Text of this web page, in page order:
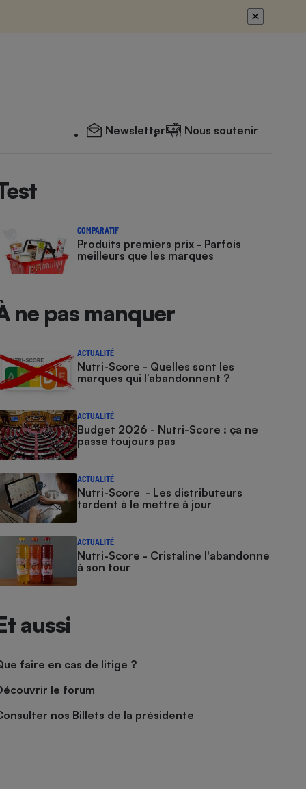
Newsletter Nous soutenir
COMPARATIF
Produits premiers prix - Parfois
meilleurs que les marques
ne pas manquer
ACTUALITÉ
Nutri-Score - Quelles sont les
marques qui l’abandonnent ?
ACTUALITÉ
Budget 2026 - Nutri-Score : ça ne
passe toujours pas
ACTUALITÉ
Nutri-Score - Les distributeurs
tardent à le mettre à jour
ACTUALITÉ
Nutri-Score - Cristaline l'abandonne
à son tour
aussi
faire en cas de litige ?
le forum
nos Billets de la présidente